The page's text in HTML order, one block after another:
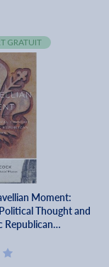
GRATUIT
Moment:
Thought and
Republican